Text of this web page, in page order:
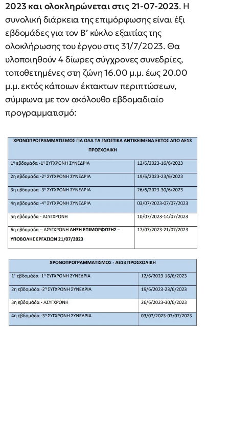
2023 και ολοκληρώνεται στις 21-07-2023. Η
συνολική διάρκεια της επιμόρφωσης είναι έξι
εβδομάδες για τον Β’ κύκλο εξαιτίας της
ολοκλήρωσης του έργου στις 31/7/2023. Θα
υλοποιηθούν 4 δίωρες σύγχρονες συνεδρίες,
τοποθετημένες στη ζώνη 16.00 μ.μ. έως 20.00
μ.μ. εκτός κάποιων έκτακτων περιπτώσεων,
σύμφωνα με τον ακόλουθο εβδομαδιαίο
προγραμματισμό: